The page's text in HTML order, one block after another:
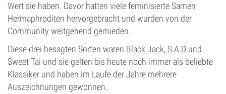
Wert sie haben. Davor hatten viele feminisierte Samen
Hermaphroditen hervorgebracht und wurden von der
Community weitgehend gemieden.
Diese drei besagten Sorten waren Black Jack, S.A.D und
Sweet Tai und sie gelten bis heute noch immer als beliebte
Klassiker und haben im Laufe der Jahre mehrere
Auszeichnungen gewonnen.